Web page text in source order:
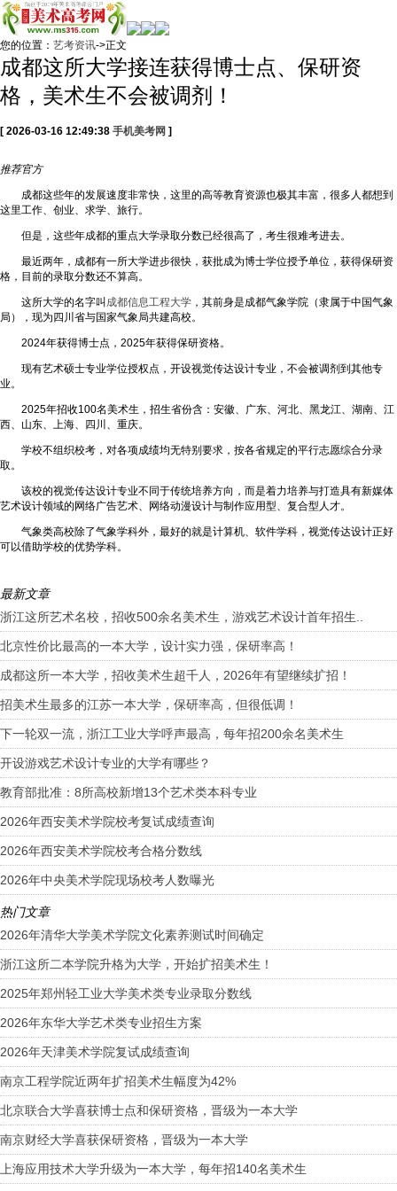
您的位置： 艺考资讯->正文
成都这所大学接连获得博士点、保研资
格，美术生不会被调剂！
[ 2026-03-16 12:49:38 手机美考网 ]
推荐官方
成都这些年的发展速度非常快，这里的高等教育资源也极其丰富，很多人都想到
这里工作、创业、求学、旅行。
但是，这些年成都的重点大学录取分数已经很高了，考生很难考进去。
最近两年，成都有一所大学进步很快，获批成为博士学位授予单位，获得保研资
格，目前的录取分数还不算高。
这所大学的名字叫 成都信息工程大学 ，其前身是成都气象学院（隶属于中国气象
局），现为四川省与国家气象局共建高校。
2024年获得博士点，2025年获得保研资格。
现有艺术硕士专业学位授权点，开设视觉传达设计专业，不会被调剂到其他专
业。
2025年招收100名美术生，招生省份含：安徽、广东、河北、黑龙江、湖南、江
西、山东、上海、四川、重庆。
学校不组织校考，对各项成绩均无特别要求，按各省规定的平行志愿综合分录
取。
该校的视觉传达设计专业不同于传统培养方向，而是着力培养与打造具有新媒体
艺术设计领域的网络广告艺术、网络动漫设计与制作应用型、复合型人才。
气象类高校除了气象学科外，最好的就是计算机、软件学科，视觉传达设计正好
可以借助学校的优势学科。
最新文章
浙江这所艺术名校，招收500余名美术生，游戏艺术设计首年招生..
北京性价比最高的一本大学，设计实力强，保研率高！
成都这所一本大学，招收美术生超千人，2026年有望继续扩招！
招美术生最多的江苏一本大学，保研率高，但很低调！
下一轮双一流，浙江工业大学呼声最高，每年招200余名美术生
开设游戏艺术设计专业的大学有哪些？
教育部批准：8所高校新增13个艺术类本科专业
2026年西安美术学院校考复试成绩查询
2026年西安美术学院校考合格分数线
2026年中央美术学院现场校考人数曝光
热门文章
2026年清华大学美术学院文化素养测试时间确定
浙江这所二本学院升格为大学，开始扩招美术生！
2025年郑州轻工业大学美术类专业录取分数线
2026年东华大学艺术类专业招生方案
2026年天津美术学院复试成绩查询
南京工程学院近两年扩招美术生幅度为42%
北京联合大学喜获博士点和保研资格，晋级为一本大学
南京财经大学喜获保研资格，晋级为一本大学
上海应用技术大学升级为一本大学，每年招140名美术生